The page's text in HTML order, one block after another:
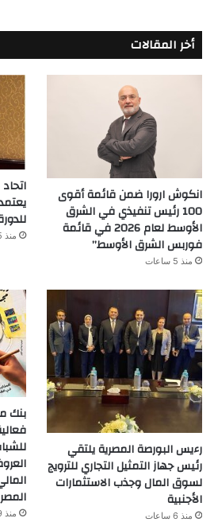
أخر المقالات
انكوش ارورا ضمن قائمة أقوى
100 رئيس تنفيذي في الشرق
الأوسط لعام 2026 في قائمة
فوربس الشرق الأوسط”
منذ 5 ساعات
منذ 5 ساعات
رءيس البورصة المصرية يلتقي
رئيس جهاز التمثيل التجاري للترويج
لسوق المال وجذب الاستثمارات
الأجنبية
منذ 6 ساعات
بنك
منذ 9 ساعات